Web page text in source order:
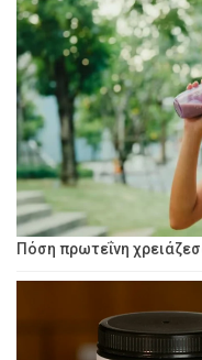
Πόση πρωτεΐνη